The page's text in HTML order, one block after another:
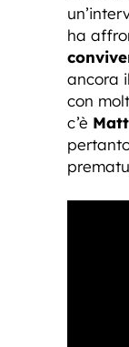
ha
ancora
con
c’è